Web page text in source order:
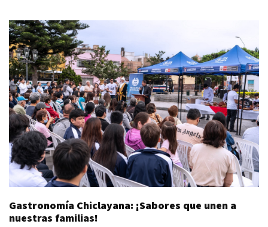
Gastronomía Chiclayana: ¡Sabores que unen a
nuestras familias!